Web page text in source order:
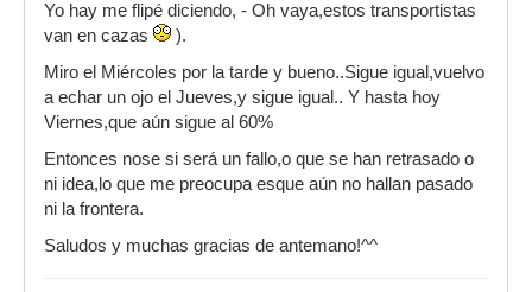
Yo hay me flipé diciendo, - Oh vaya,estos transportistas
van en cazas
).
Miro el Miércoles por la tarde y bueno..Sigue igual,vuelvo
a echar un ojo el Jueves,y sigue igual.. Y hasta hoy
Viernes,que aún sigue al 60%
Entonces nose si será un fallo,o que se han retrasado o
ni idea,lo que me preocupa esque aún no hallan pasado
ni la frontera.
Saludos y muchas gracias de antemano!^^